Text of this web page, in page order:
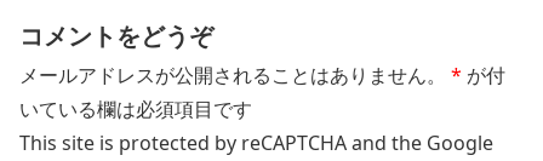
コメントをどうぞ
メールアドレスが公開されることはありません。 * が付
いている欄は必須項目です
This site is protected by reCAPTCHA and the Google